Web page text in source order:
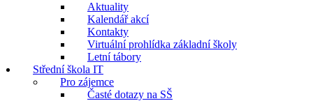
Aktuality
Kalendář akcí
Kontakty
Virtuální prohlídka základní školy
Letní tábory
Střední škola IT
Pro zájemce
Časté dotazy na SŠ